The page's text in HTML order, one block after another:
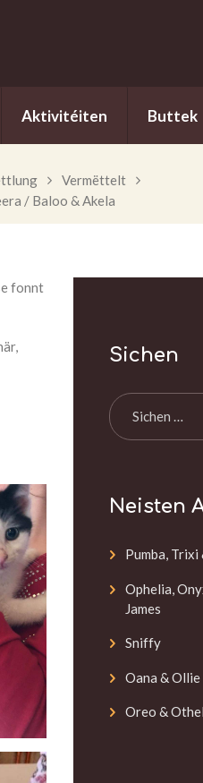
Aktivitéiten Buttek
Vermëttelt
/ Baloo & Akela
fonnt
Sichen
Neisten
Pumba,
Ophelia,
James
Sniffy
Oana & Ollie
Oreo &